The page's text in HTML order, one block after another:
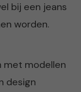
bij een jeans
worden.
met modellen
design